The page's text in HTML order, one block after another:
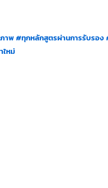
าพ#ทุกหลักสูตรผ่านการรับรอง
หม่